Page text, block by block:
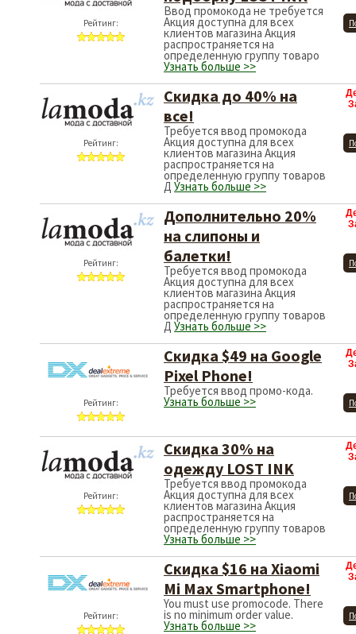
Рейтинг:
Ввод промокода не требуется
Акция доступна для всех
клиентов магазина Акция
распространяется на
определенную группу товаро
Узнать больше >>
Рейтинг:
Скидка до 40% на
все!
Требуется ввод промокода
Акция доступна для всех
клиентов магазина Акция
распространяется на
определенную группу товаров
Д Узнать больше >>
Рейтинг:
Дополнительно 20%
на слипоны и
балетки!
Требуется ввод промокода
Акция доступна для всех
клиентов магазина Акция
распространяется на
определенную группу товаров
Д Узнать больше >>
Рейтинг:
Скидка $49 на Google
Pixel Phone!
Требуется ввод промо-кода.
Узнать больше >>
Рейтинг:
Скидка 30% на
одежду LOST INK
Требуется ввод промокода
Акция доступна для всех
клиентов магазина Акция
распространяется на
определенную группу товаров
Узнать больше >>
Рейтинг:
Скидка $16 на Xiaomi
Mi Max Smartphone!
You must use promocode. There
is no minimum order value.
Узнать больше >>